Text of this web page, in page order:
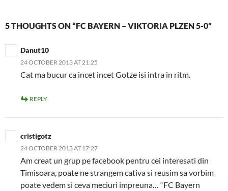
5 THOUGHTS ON “FC BAYERN – VIKTORIA PLZEN 5-0”
Danut10
24 OCTOBER 2013 AT 21:25
Cat ma bucur ca incet incet Gotze isi intra in ritm.
REPLY
cristigotz
24 OCTOBER 2013 AT 17:27
Am creat un grup pe facebook pentru cei interesati din
Timisoara, poate ne strangem cativa si reusim sa vorbim
poate vedem si ceva meciuri impreuna… “FC Bayern